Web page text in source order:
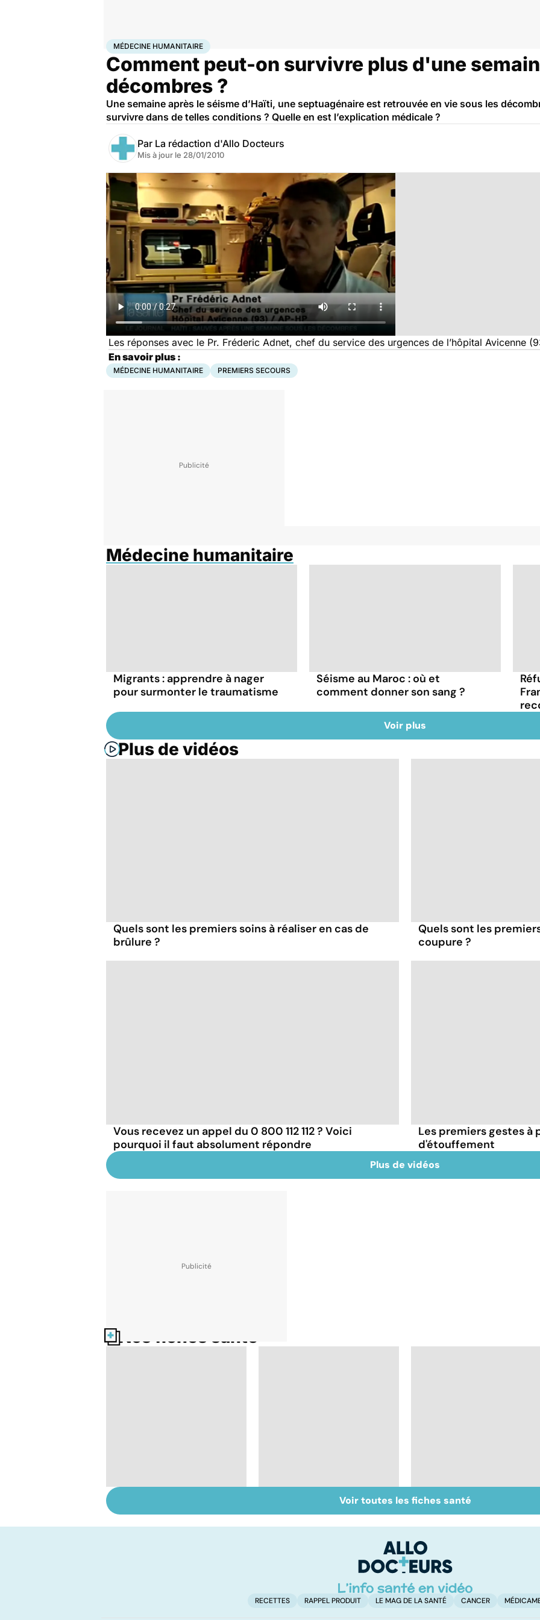
AccueilSanté Médecine humanitaire
MÉDECINE HUMANITAIRE
Comment peut-on survivre plus d'une
décombres ?
Une semaine après le séisme d’Haïti, une septuagénaire est retrouvée en vie sous les
survivre dans de telles conditions ? Quelle en est l’explication médicale ?
Par La rédaction d'Allo Docteurs
Mis à jour le 28/01/2010
Les réponses avec le Pr. Fréderic Adnet, chef du service des urgences de l’hôpital Avicenne
En savoir plus :
MÉDECINE HUMANITAIRE PREMIERS SECOURS
Médecine humanitaire
Migrants : apprendre à nager
pour surmonter le traumatisme
Séisme au Maroc : où et
comment donner son sang ?
Voir plus
Plus de vidéos
Quels sont les premiers soins à réaliser en cas de
brûlure ?
Quels sont les
coupure ?
Vous recevez un appel du 0 800 112 112 ? Voici
pourquoi il faut absolument répondre
Les premiers gestes à
d'étouffement
Plus de vidéos
Nos fiches santé
infections
Inflammation des
amygdales : que faire
Suicide : prévenir le
passage à l'acte
Voir toutes les fiches santé
RECETTES RAPPEL PRODUIT LE MAG DE LA SANTÉ CANCER